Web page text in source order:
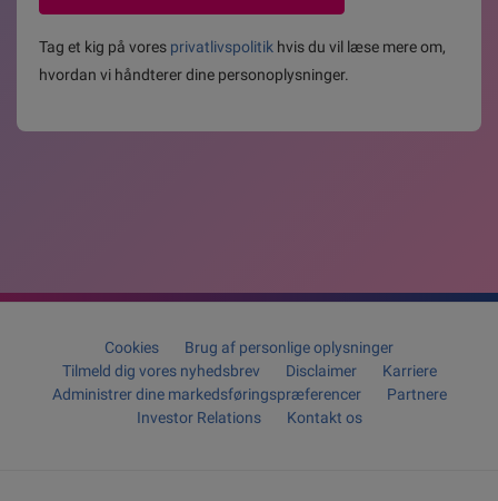
Tag et kig på vores privatlivspolitik hvis du vil læse mere om,
hvordan vi håndterer dine personoplysninger.
Cookies
Brug af personlige oplysninger
Tilmeld dig vores nyhedsbrev
Disclaimer
Karriere
Administrer dine markedsføringspræferencer
Partnere
Investor Relations
Kontakt os